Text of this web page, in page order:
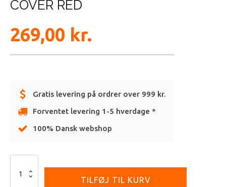
COVER RED
269,00 kr.
Gratis levering på ordrer over 999 kr.
Forventet levering 1-5 hverdage *
100% Dansk webshop
TILFØJ TIL KURV